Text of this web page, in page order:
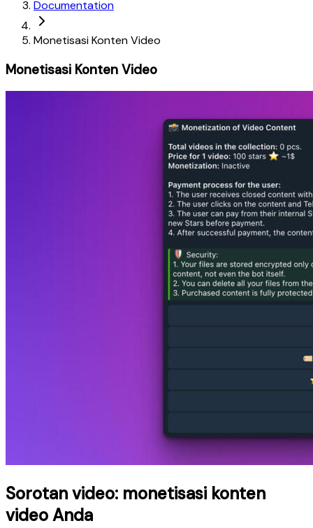
Documentation
Monetisasi Konten Video
Monetisasi Konten Video
Sorotan video: monetisasi konten
video Anda